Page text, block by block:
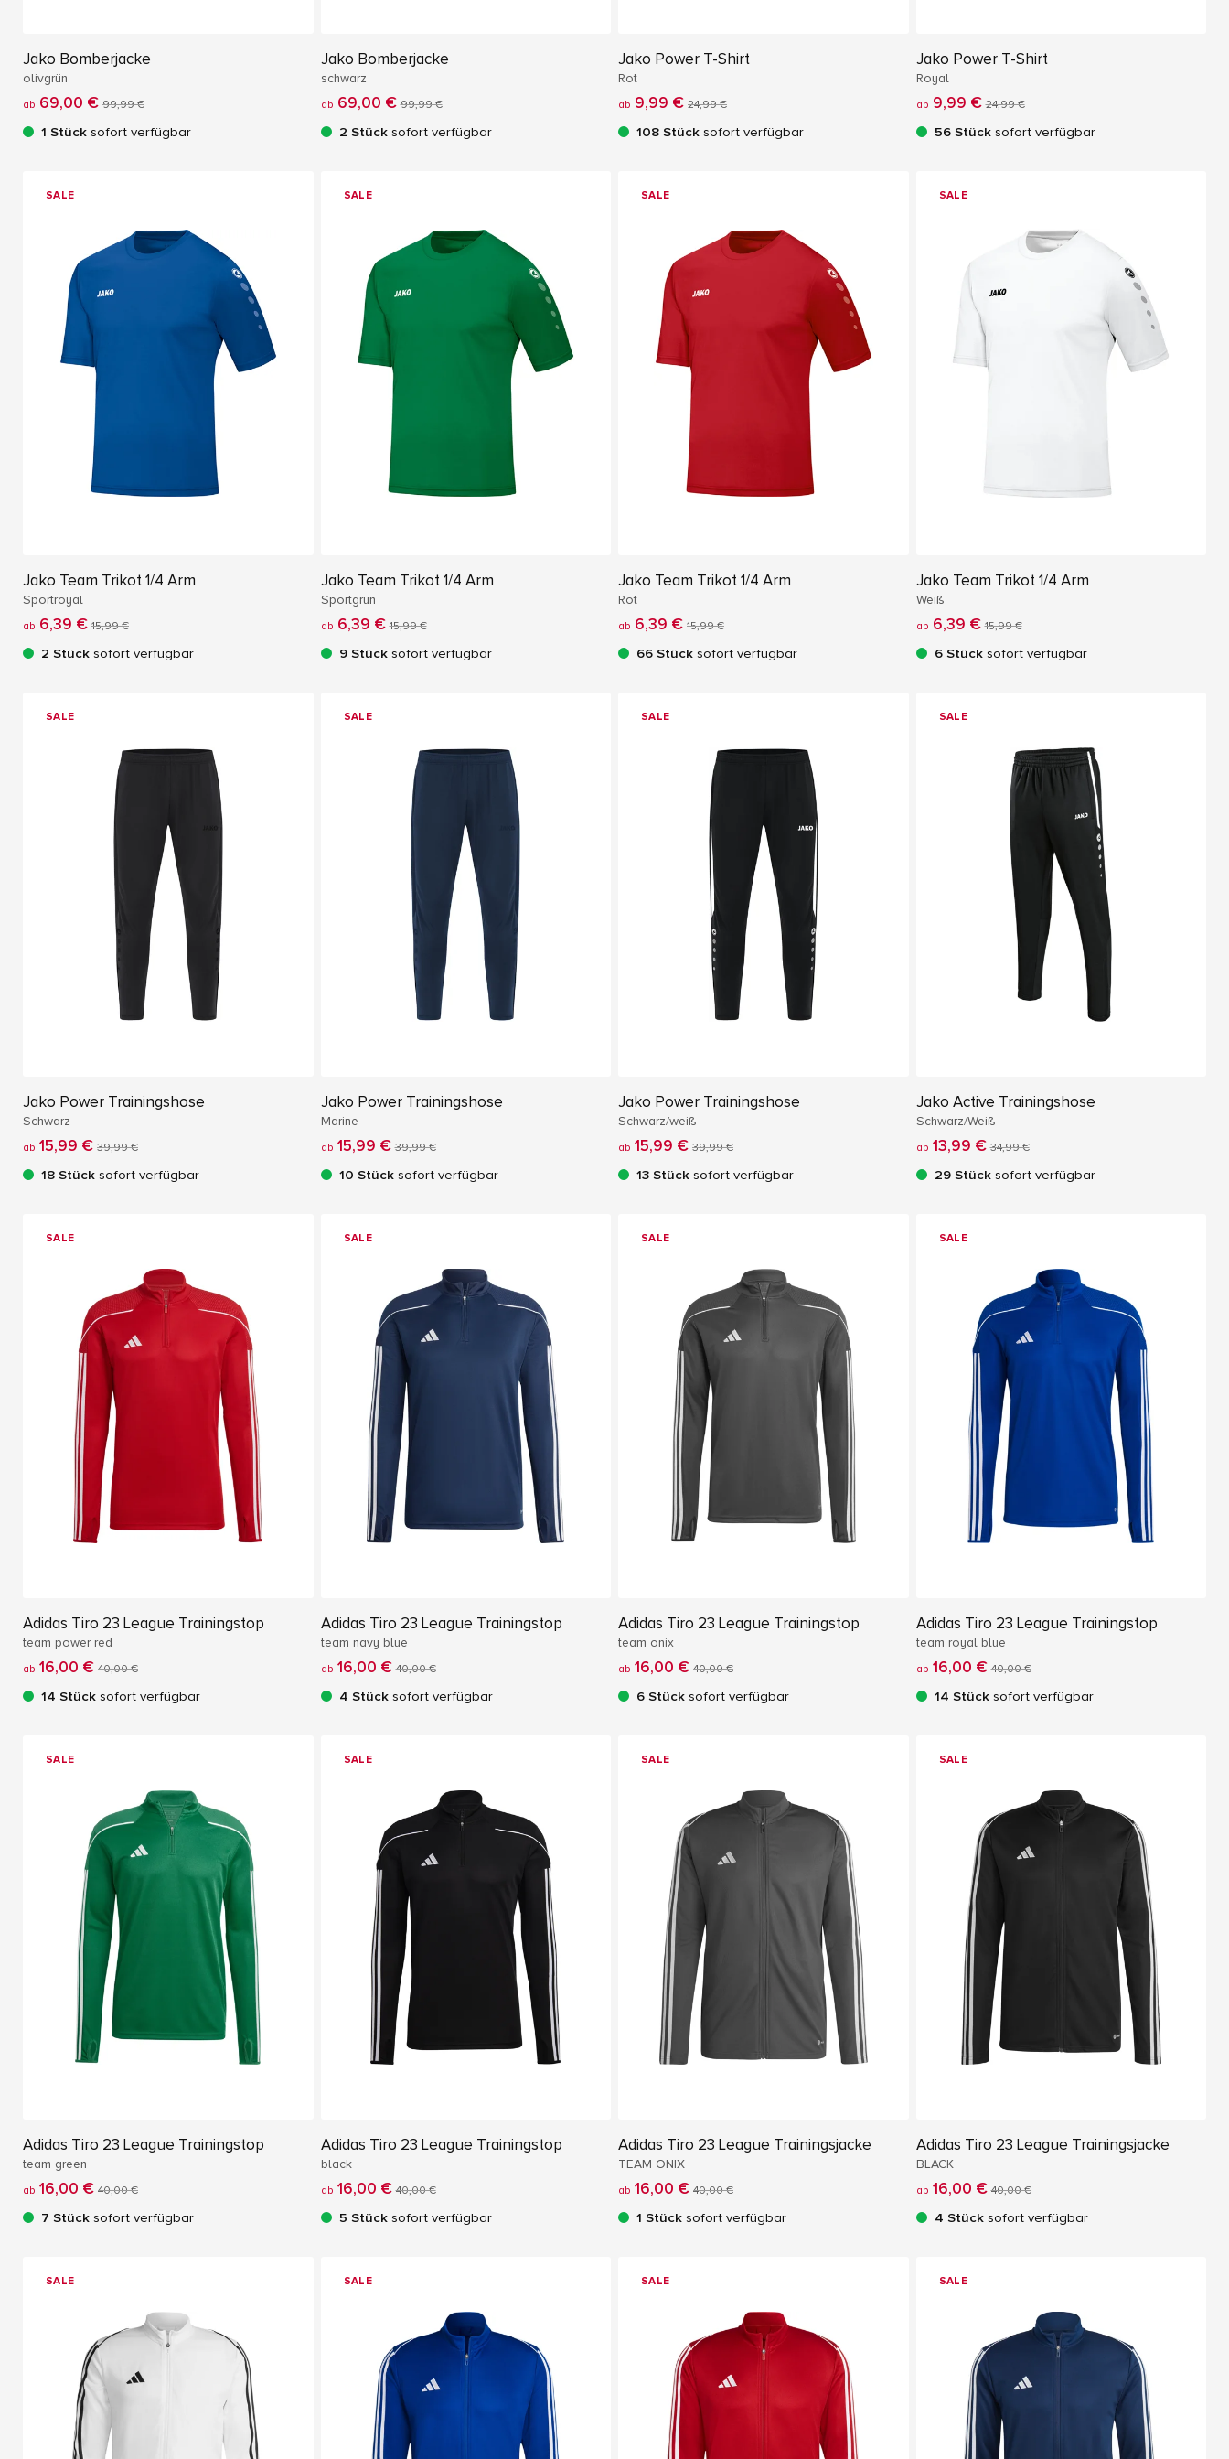
Jako Bomberjacke
olivgrün
ab 69,00 € 99,99 €
1 Stück sofort verfügbar
Jako Bomberjacke
schwarz
ab 69,00 € 99,99 €
2 Stücksofort verfügbar
Jako Power T-Shirt
Rot
ab 9,99 € 24,99 €
108 Stück sofort verfügbar
Jako Power T-Shirt
Royal
ab 9,99 € 24,99 €
56 Stücksofort verfügbar
SALE
Jako Team Trikot 1/4 Arm
Sportroyal
ab 6,39 € 15,99 €
2 Stück sofort verfügbar
SALE
Jako Team Trikot 1/4 Arm
Sportgrün
ab 6,39 € 15,99 €
9 Stücksofort verfügbar
SALE
Jako Team Trikot 1/4 Arm
Rot
ab 6,39 € 15,99 €
66 Stück sofort verfügbar
SALE
Jako Team Trikot 1/4 Arm
Weiß
ab 6,39 € 15,99 €
6 Stücksofort verfügbar
SALE
Jako Power Trainingshose
Schwarz
ab 15,99 € 39,99 €
18 Stück sofort verfügbar
SALE
Jako Power Trainingshose
Marine
ab 15,99 € 39,99 €
10 Stücksofort verfügbar
SALE
Jako Power Trainingshose
Schwarz/weiß
ab 15,99 € 39,99 €
13 Stück sofort verfügbar
SALE
Jako Active Trainingshose
Schwarz/Weiß
ab 13,99 € 34,99 €
29 Stücksofort verfügbar
SALE
Adidas Tiro 23 League Trainingstop
team power red
ab 16,00 € 40,00 €
14 Stück sofort verfügbar
SALE
Adidas Tiro 23 League Trainingstop
team navy blue
ab 16,00 € 40,00 €
4 Stücksofort verfügbar
SALE
Adidas Tiro 23 League Trainingstop
team onix
ab 16,00 € 40,00 €
6 Stück sofort verfügbar
SALE
Adidas Tiro 23 League Trainingstop
team royal blue
ab 16,00 € 40,00 €
14 Stücksofort verfügbar
SALE
Adidas Tiro 23 League Trainingstop
team green
ab 16,00 € 40,00 €
7 Stück sofort verfügbar
SALE
Adidas Tiro 23 League Trainingstop
black
ab 16,00 € 40,00 €
5 Stücksofort verfügbar
SALE
Adidas Tiro 23 League Trainingsjacke
TEAM ONIX
ab 16,00 € 40,00 €
1 Stück sofort verfügbar
SALE
Adidas Tiro 23 League Trainingsjacke
BLACK
ab 16,00 € 40,00 €
4 Stücksofort verfügbar
SALE SALE SALE SALE